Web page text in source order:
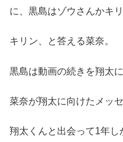
に、黒島はゾウさんかキ
キリン、と答える菜奈。
黒島は動画の続きを翔太に
菜奈が翔太に向けたメッ
翔太くんと出会って1年